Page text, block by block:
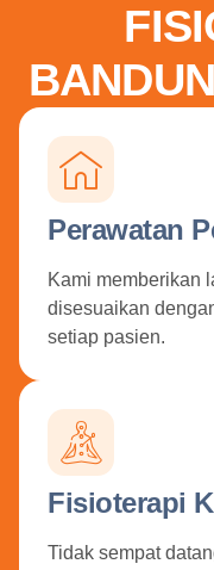
Perawatan
Kami memberikan
disesuaikan
setiap pasien.
Fisioterapi
Tidak sempat